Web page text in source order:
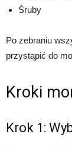
Śruby
Po zebraniu
przystąpić do
Kroki
Krok 1: